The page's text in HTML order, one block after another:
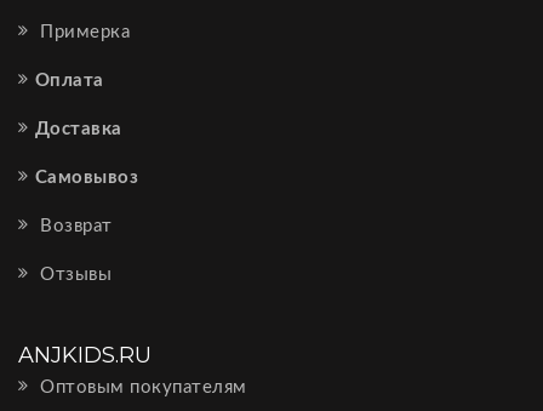
Примерка
Оплата
Доставка
Самовывоз
Возврат
Отзывы
ANJKIDS.RU
Оптовым покупателям